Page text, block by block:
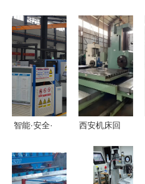
禧工业设计
公司如何定
义工业美学
与功能的融
合
备 从创新
到应用
智能·安全·
这家企业让
国际先进技
西安机床回
资产重获新
生，共建高